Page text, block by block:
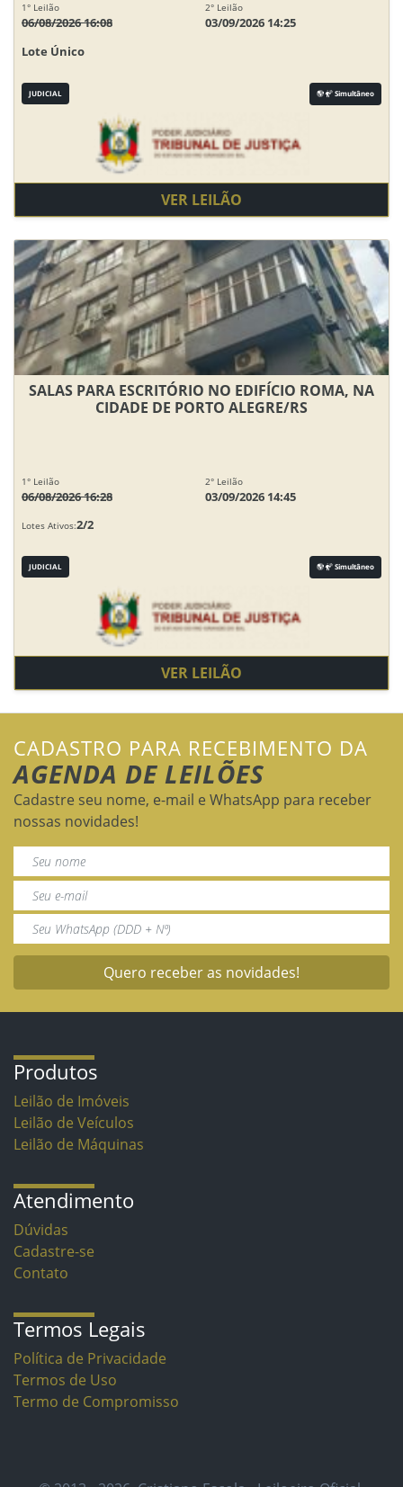
1° Leilão
06/08/2026 16:08
2° Leilão
03/09/2026 14:25
Lote Único
JUDICIAL Simultâneo
VER LEILÃO
SALAS PARA ESCRITÓRIO NO EDIFÍCIO ROMA, NA
CIDADE DE PORTO ALEGRE/RS
1° Leilão
06/08/2026 16:28
2° Leilão
03/09/2026 14:45
Lotes Ativos:2/2
JUDICIAL Simultâneo
VER LEILÃO
CADASTRO PARA RECEBIMENTO DA
AGENDA DE LEILÕES
Cadastre seu nome, e-mail e WhatsApp para receber
nossas novidades!
Quero receber as novidades!
Produtos
Leilão de Imóveis
Leilão de Veículos
Leilão de Máquinas
Atendimento
Dúvidas
Cadastre-se
Contato
Termos Legais
Política de Privacidade
Termos de Uso
Termo de Compromisso